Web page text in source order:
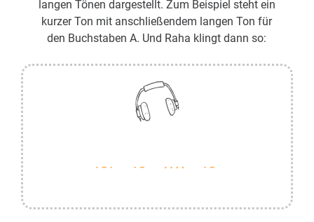
langen Tönen dargestellt. Zum Beispiel steht ein
kurzer Ton mit anschließendem langen Ton für
den Buchstaben A. Und Raha klingt dann so: